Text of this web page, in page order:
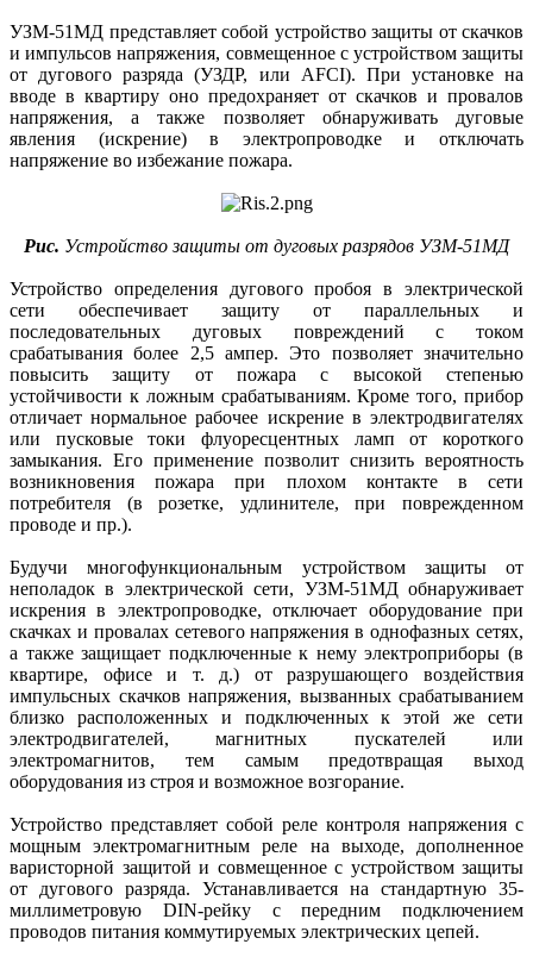
УЗМ-51МД представляет собой устройство защиты от скачков
и импульсов напряжения, совмещенное с устройством защиты
от дугового разряда (УЗДР, или AFСI). При установке на
вводе в квартиру оно предохраняет от скачков и провалов
напряжения, а также позволяет обнаруживать дуговые
явления (искрение) в электропроводке и отключать
напряжение во избежание пожара.
Рис. Устройство защиты от дуговых разрядов УЗМ‑51МД
Устройство определения дугового пробоя в электрической
сети обеспечивает защиту от параллельных и
последовательных дуговых повреждений с током
срабатывания более 2,5 ампер. Это позволяет значительно
повысить защиту от пожара с высокой степенью
устойчивости к ложным срабатываниям. Кроме того, прибор
отличает нормальное рабочее искрение в электродвигателях
или пусковые токи флуоресцентных ламп от короткого
замыкания. Его применение позволит снизить вероятность
возникновения пожара при плохом контакте в сети
потребителя (в розетке, удлинителе, при поврежденном
проводе и пр.).
Будучи многофункциональным устройством защиты от
неполадок в электрической сети, УЗМ-51МД обнаруживает
искрения в электропро­водке, отключает оборудование при
скачках и провалах сетевого напряжения в однофазных сетях,
а также защищает подключенные к нему электроприборы (в
квартире, офисе и т. д.) от разрушающего воздействия
импульсных скачков напряжения, вызванных срабатыванием
близко расположенных и подключенных к этой же сети
электродвигателей, магнитных пускателей или
электромагнитов, тем самым предотвращая выход
оборудования из строя и возможное возгорание.
Устройство представляет собой реле контроля напряжения с
мощным электромагнитным реле на выходе, дополненное
варисторной защитой и совмещенное с устройством защиты
от дугового разряда. Устанавливается на стандартную 35-
миллиметровую DIN-рейку с передним подключением
проводов питания коммутируемых электрических цепей.